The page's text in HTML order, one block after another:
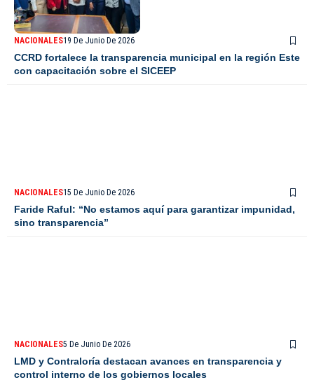
NACIONALES19 De Junio De 2026
CCRD fortalece la transparencia municipal en la región Este
con capacitación sobre el SICEEP
NACIONALES15 De Junio De 2026
Faride Raful: “No estamos aquí para garantizar impunidad,
sino transparencia”
NACIONALES5 De Junio De 2026
LMD y Contraloría destacan avances en transparencia y
control interno de los gobiernos locales